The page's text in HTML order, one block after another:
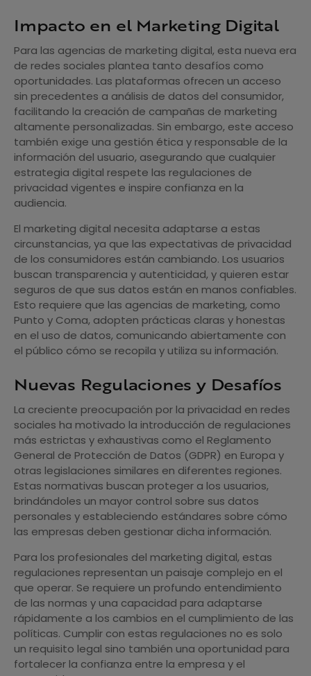
Impacto en el Marketing Digital
Para las agencias de marketing digital, esta nueva era
de redes sociales plantea tanto desafíos como
oportunidades. Las plataformas ofrecen un acceso
sin precedentes a análisis de datos del consumidor,
facilitando la creación de campañas de marketing
altamente personalizadas. Sin embargo, este acceso
también exige una gestión ética y responsable de la
información del usuario, asegurando que cualquier
estrategia digital respete las regulaciones de
privacidad vigentes e inspire confianza en la
audiencia.
El marketing digital necesita adaptarse a estas
circunstancias, ya que las expectativas de privacidad
de los consumidores están cambiando. Los usuarios
buscan transparencia y autenticidad, y quieren estar
seguros de que sus datos están en manos confiables.
Esto requiere que las agencias de marketing, como
Punto y Coma, adopten prácticas claras y honestas
en el uso de datos, comunicando abiertamente con
el público cómo se recopila y utiliza su información.
Nuevas Regulaciones y Desafíos
La creciente preocupación por la privacidad en redes
sociales ha motivado la introducción de regulaciones
más estrictas y exhaustivas como el Reglamento
General de Protección de Datos (GDPR) en Europa y
otras legislaciones similares en diferentes regiones.
Estas normativas buscan proteger a los usuarios,
brindándoles un mayor control sobre sus datos
personales y estableciendo estándares sobre cómo
las empresas deben gestionar dicha información.
Para los profesionales del marketing digital, estas
regulaciones representan un paisaje complejo en el
que operar. Se requiere un profundo entendimiento
de las normas y una capacidad para adaptarse
rápidamente a los cambios en el cumplimiento de las
políticas. Cumplir con estas regulaciones no es solo
un requisito legal sino también una oportunidad para
fortalecer la confianza entre la empresa y el